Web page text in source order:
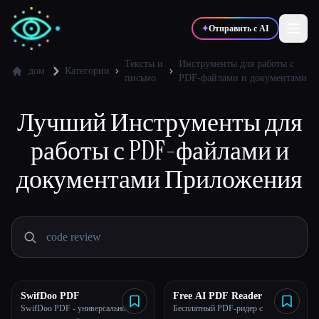
✦Отправить с AI
💻Разработчики 📈Маркетологи
Сравнить инструменты
дом Категории
Тексты и
письмо
Инструменты для работы с
PDF-файлами и документами
ЛучшийИнструменты для
работы с PDF-файлами и
документамиПриложения
SwifDoo PDF
SwifDoo PDF - универсальное
Free AI PDF Reader
Бесплатный PDF-ридер с